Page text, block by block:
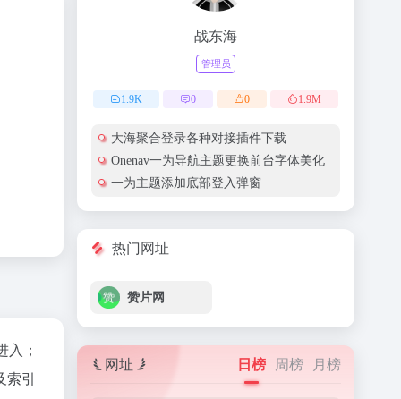
入；
引
战东海
管理员
1.9K 0 0 1.9M
大海聚合登录各种对接插件下载
Onenav一为导航主题更换前台字体美化
一为主题添加底部登入弹窗
热门网址
赞片网
网址 日榜 周榜 月榜